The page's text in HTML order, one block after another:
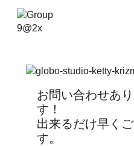
お問い合わせあ
す！
出来るだけ早く
す。